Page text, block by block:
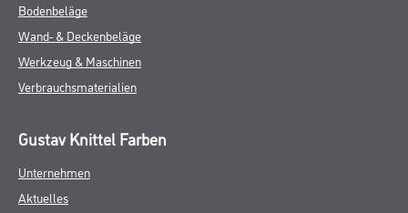
Bodenbeläge
Wand- & Deckenbeläge
Werkzeug & Maschinen
Verbrauchsmaterialien
Gustav Knittel Farben
Unternehmen
Aktuelles